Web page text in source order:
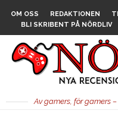
OM OSS REDAKTIONEN
BLI SKRIBENT PÅ NÖRDLIV
Av gamers, för gamers